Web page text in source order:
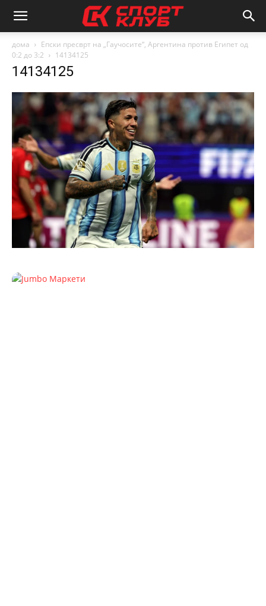
дома
Епски пресврт на „Гаучосите“, Аргентина против Египет од
0:2 до 3:2
14134125
14134125